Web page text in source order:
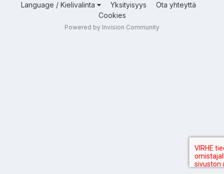
Language / Kielivalinta Yksityisyys
Ota yhteyttä
Cookies
Powered by Invision Community